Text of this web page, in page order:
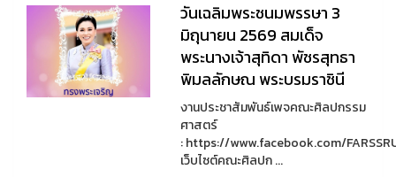
วันเฉลิมพระชนมพรรษา 3
มิถุนายน 2569 สมเด็จ
พระนางเจ้าสุทิดา พัชรสุทธา
พิมลลักษณ พระบรมราชินี
งานประชาสัมพันธ์เพจคณะศิลปกรรม
ศาสตร์
: https://www.facebook.com/
เว็บไซต์คณะศิลปก ...